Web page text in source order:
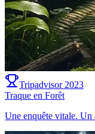
Tripadvisor 2023
Traque en Forêt
Une enquête vitale. Un